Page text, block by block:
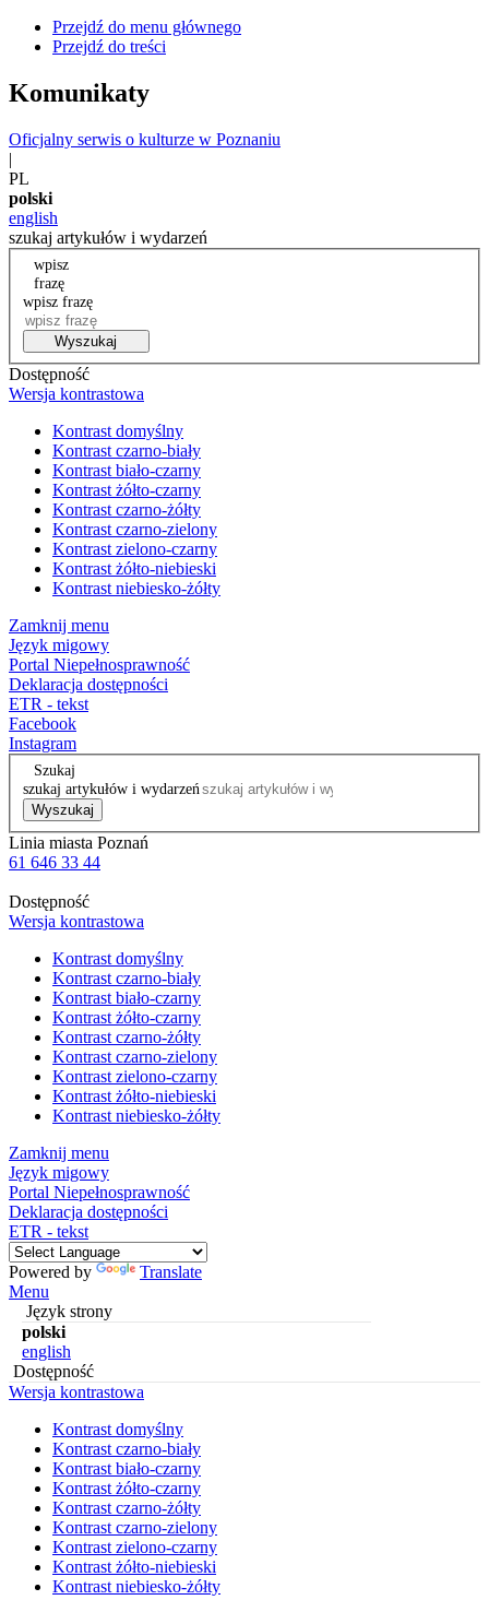
Przejdź do menu głównego
Przejdź do treści
Komunikaty
Oficjalny serwis o kulturze w Poznaniu
|
PL
polski
english
szukaj artykułów i wydarzeń
wpisz
frazę
wpisz frazę
Wyszukaj
Dostępność
Wersja kontrastowa
Kontrast domyślny
Kontrast czarno-biały
Kontrast biało-czarny
Kontrast żółto-czarny
Kontrast czarno-żółty
Kontrast czarno-zielony
Kontrast zielono-czarny
Kontrast żółto-niebieski
Kontrast niebiesko-żółty
Zamknij menu
Język migowy
Portal Niepełnosprawność
Deklaracja dostępności
ETR - tekst
Facebook
Instagram
Szukaj
szukaj artykułów i wydarzeń
Wyszukaj
Linia miasta Poznań
61 646 33 44
Dostępność
Wersja kontrastowa
Kontrast domyślny
Kontrast czarno-biały
Kontrast biało-czarny
Kontrast żółto-czarny
Kontrast czarno-żółty
Kontrast czarno-zielony
Kontrast zielono-czarny
Kontrast żółto-niebieski
Kontrast niebiesko-żółty
Zamknij menu
Język migowy
Portal Niepełnosprawność
Deklaracja dostępności
ETR - tekst
Powered by
Translate
Menu
Język strony
polski
english
Dostępność
Wersja kontrastowa
Kontrast domyślny
Kontrast czarno-biały
Kontrast biało-czarny
Kontrast żółto-czarny
Kontrast czarno-żółty
Kontrast czarno-zielony
Kontrast zielono-czarny
Kontrast żółto-niebieski
Kontrast niebiesko-żółty